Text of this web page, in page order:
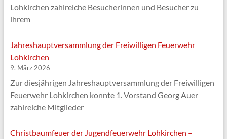
Lohkirchen zahlreiche Besucherinnen und Besucher zu
ihrem
Jahreshauptversammlung der Freiwilligen Feuerwehr
Lohkirchen
9. März 2026
Zur diesjährigen Jahreshauptversammlung der Freiwilligen
Feuerwehr Lohkirchen konnte 1. Vorstand Georg Auer
zahlreiche Mitglieder
Christbaumfeuer der Jugendfeuerwehr Lohkirchen –